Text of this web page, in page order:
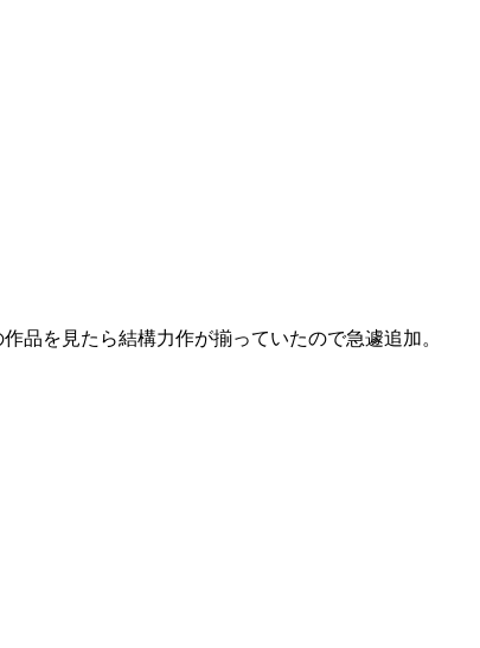
品を見たら結構力作が揃っていたので急遽追加。